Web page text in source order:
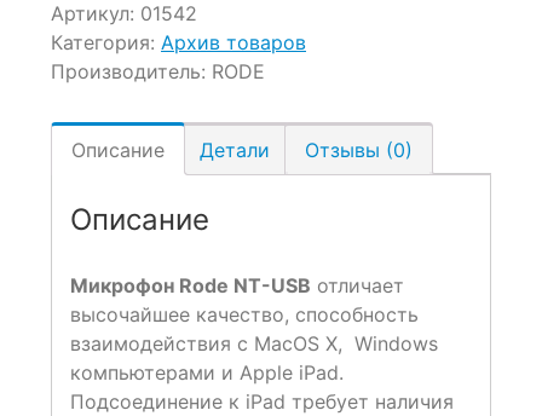
Артикул: 01542
Категория: Архив товаров
Производитель: RODE
Описание Детали Отзывы (0)
Описание
Микрофон Rode NT-USB отличает
высочайшее качество, способность
взаимодействия с MacOS X, Windows
компьютерами и Apple iPad.
Подсоединение к iPad требует наличия